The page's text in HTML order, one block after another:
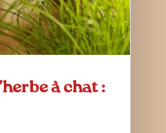
à chat :